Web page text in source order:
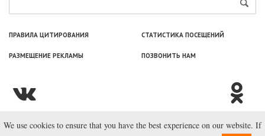
ПРАВИЛА ЦИТИРОВАНИЯ СТАТИСТИКА ПОСЕЩЕНИЙ
РАЗМЕЩЕНИЕ РЕКЛАМЫ ПОЗВОНИТЬ НАМ
© ООО «Лаборатория Новоcтей», 2003—2026.
We use cookies to ensure that you have the best experience on our website. If